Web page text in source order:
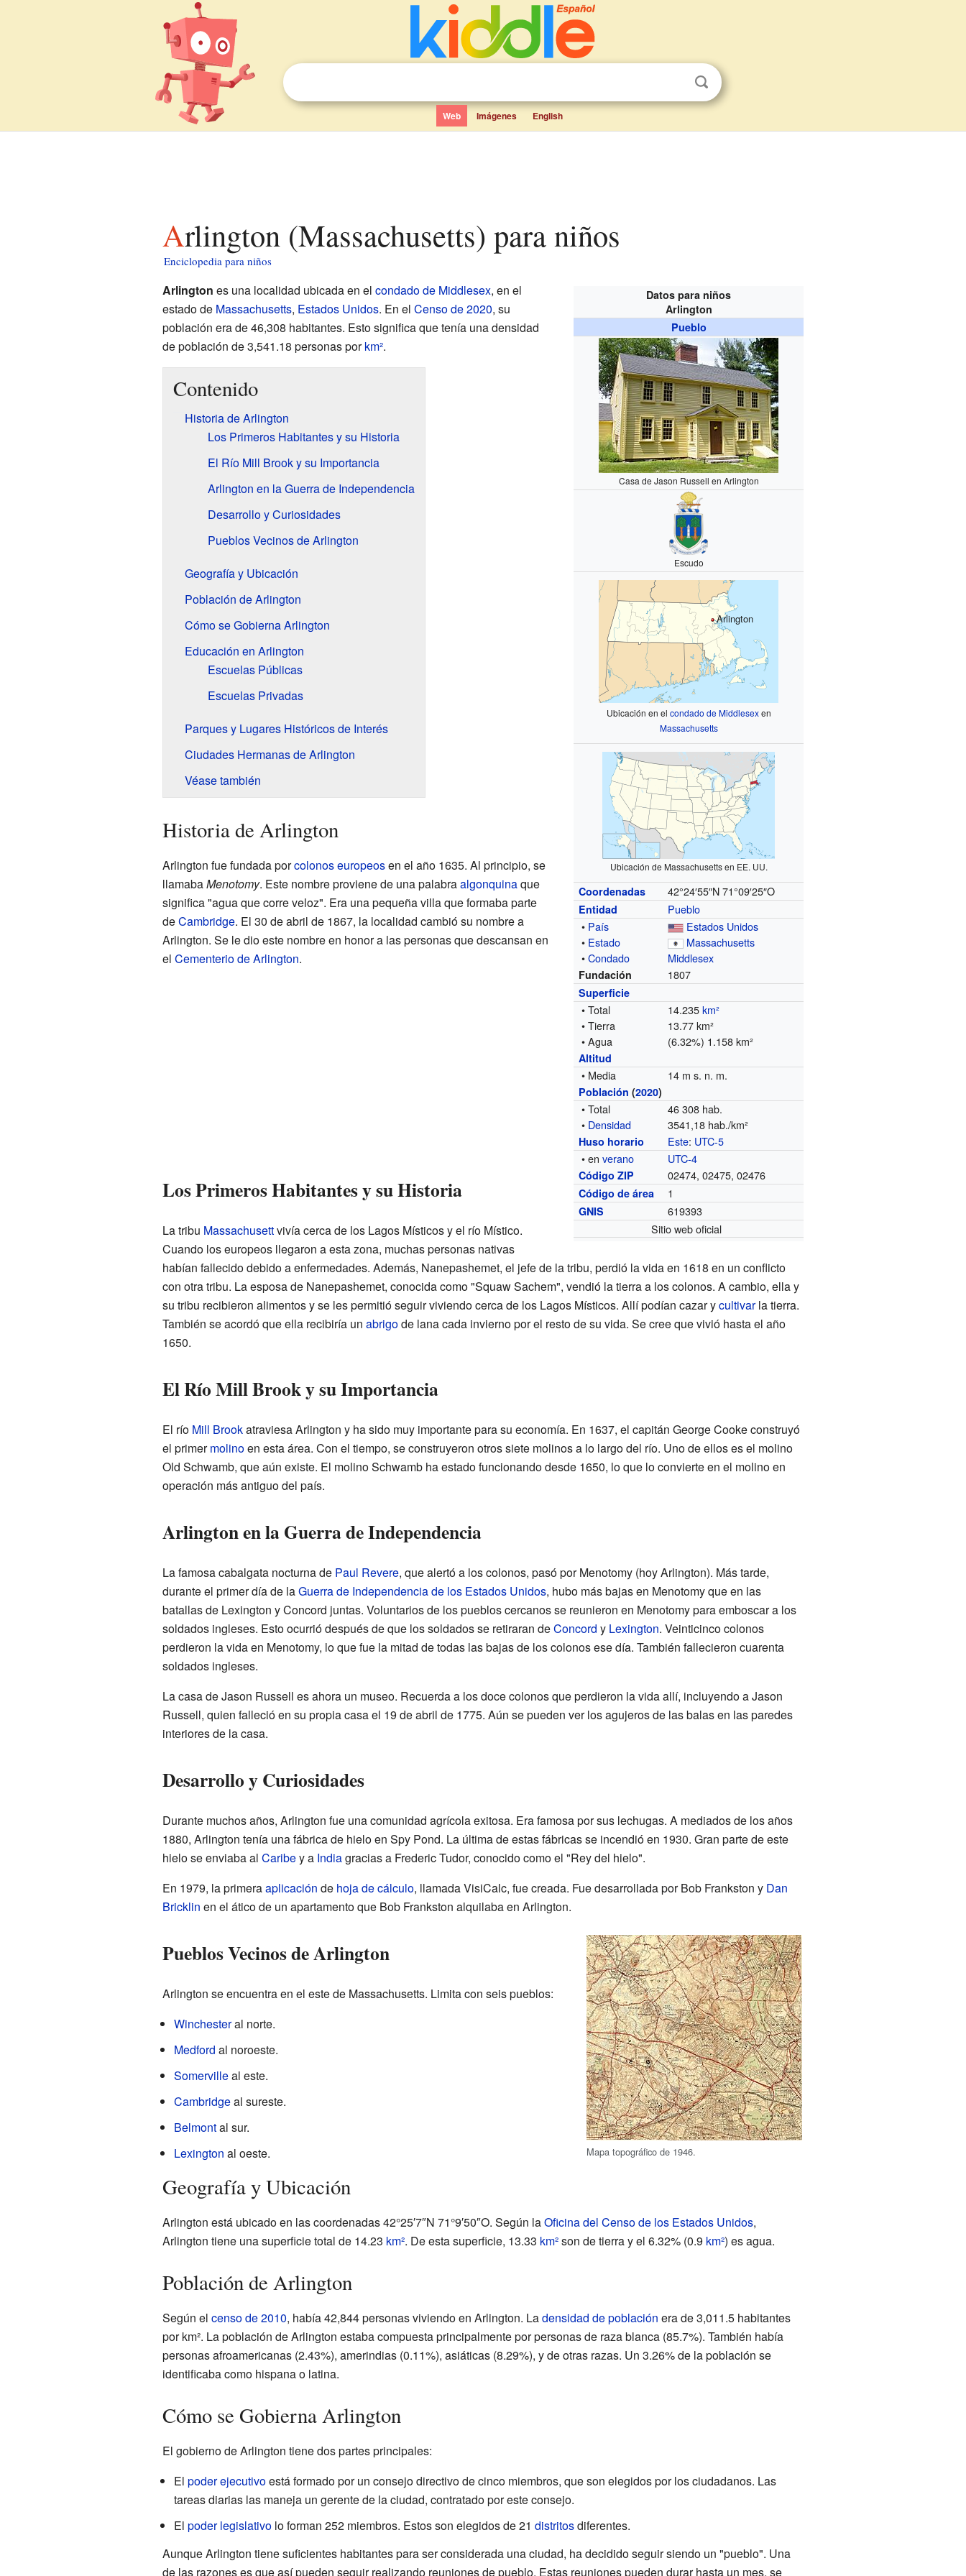
Web Imágenes English
Arlington (Massachusetts) para niños
Enciclopedia para niños
Datos para niños
Arlington
Pueblo
Casa de Jason Russell en Arlington
Escudo
Arlington
Ubicación en el condado de Middlesexen
Massachusetts
Ubicación de Massachusetts en EE. UU.
Coordenadas 42°24′55″N 71°09′25″O
Entidad
Pueblo
• País
Estados Unidos
• Estado
Massachusetts
•Condado Middlesex
Fundación 1807
Superficie
• Total 14.235km²
• Tierra
13.77 km²
• Agua
(6.32%) 1.158 km²
Altitud
• Media 14 m s. n. m.
Población (2020)
• Total
46 308 hab.
• Densidad 3541,18 hab./km²
Huso horario Este: UTC-5
• enverano UTC-4
Código ZIP 02474, 02475, 02476
Código de área 1
GNIS
619393
Sitio web oficial
Arlington es una localidad ubicada en el condado de Middlesex, en el
estado de Massachusetts, Estados Unidos. En el Censo de 2020, su
población era de 46,308 habitantes. Esto significa que tenía una densidad
de población de 3,541.18 personas porkm².
Contenido
Historia de Arlington
Los Primeros Habitantes y su Historia
El Río Mill Brook y su Importancia
Arlington en la Guerra de Independencia
Desarrollo y Curiosidades
Pueblos Vecinos de Arlington
Geografía y Ubicación
Población de Arlington
Cómo se Gobierna Arlington
Educación en Arlington
Escuelas Públicas
Escuelas Privadas
Parques y Lugares Históricos de Interés
Ciudades Hermanas de Arlington
Véase también
Historia de Arlington
Arlington fue fundada porcolonos europeosen el año 1635. Al principio, se
llamabaMenotomy. Este nombre proviene de una palabraalgonquinaque
significa "agua que corre veloz". Era una pequeña villa que formaba parte
deCambridge. El 30 de abril de 1867, la localidad cambió su nombre a
Arlington. Se le dio este nombre en honor a las personas que descansan en
el Cementerio de Arlington.
Los Primeros Habitantes y su Historia
La tribu Massachusettvivía cerca de los Lagos Místicos y el río Místico.
Cuando los europeos llegaron a esta zona, muchas personas nativas
habían fallecido debido a enfermedades. Además, Nanepashemet, el jefe de la tribu, perdió la vida en 1618 en un conflicto
con otra tribu. La esposa de Nanepashemet, conocida como "Squaw Sachem", vendió la tierra a los colonos. A cambio, ella y
su tribu recibieron alimentos y se les permitió seguir viviendo cerca de los Lagos Místicos. Allí podían cazar ycultivarla tierra.
También se acordó que ella recibiría un abrigode lana cada invierno por el resto de su vida. Se cree que vivió hasta el año
1650.
El Río Mill Brook y su Importancia
El río Mill Brookatraviesa Arlington y ha sido muy importante para su economía. En 1637, el capitán George Cooke construyó
el primermolinoen esta área. Con el tiempo, se construyeron otros siete molinos a lo largo del río. Uno de ellos es el molino
Old Schwamb, que aún existe. El molino Schwamb ha estado funcionando desde 1650, lo que lo convierte en el molino en
operación más antiguo del país.
Arlington en la Guerra de Independencia
La famosa cabalgata nocturna de Paul Revere, que alertó a los colonos, pasó por Menotomy (hoy Arlington). Más tarde,
durante el primer día de laGuerra de Independencia de los Estados Unidos, hubo más bajas en Menotomy que en las
batallas de Lexington y Concord juntas. Voluntarios de los pueblos cercanos se reunieron en Menotomy para emboscar a los
soldados ingleses. Esto ocurrió después de que los soldados se retiraran deConcord y Lexington. Veinticinco colonos
perdieron la vida en Menotomy, lo que fue la mitad de todas las bajas de los colonos ese día. También fallecieron cuarenta
soldados ingleses.
La casa de Jason Russell es ahora un museo. Recuerda a los doce colonos que perdieron la vida allí, incluyendo a Jason
Russell, quien falleció en su propia casa el 19 de abril de 1775. Aún se pueden ver los agujeros de las balas en las paredes
interiores de la casa.
Desarrollo y Curiosidades
Durante muchos años, Arlington fue una comunidad agrícola exitosa. Era famosa por sus lechugas. A mediados de los años
1880, Arlington tenía una fábrica de hielo en Spy Pond. La última de estas fábricas se incendió en 1930. Gran parte de este
hielo se enviaba al Caribey a Indiagracias a Frederic Tudor, conocido como el "Rey del hielo".
En 1979, la primeraaplicación de hoja de cálculo, llamada VisiCalc, fue creada. Fue desarrollada por Bob Frankston y Dan
Bricklin en el ático de un apartamento que Bob Frankston alquilaba en Arlington.
Mapa topográfico de 1946.
Pueblos Vecinos de Arlington
Arlington se encuentra en el este de Massachusetts. Limita con seis pueblos:
Winchesteral norte.
Medford al noroeste.
Somervilleal este.
Cambridgeal sureste.
Belmontal sur.
Lexington al oeste.
Geografía y Ubicación
Arlington está ubicado en las coordenadas42°25′7″N 71°9′50″O. Según laOficina del Censo de los Estados Unidos,
Arlington tiene una superficie total de 14.23 km². De esta superficie, 13.33 km²son de tierra y el 6.32% (0.9 km²) es agua.
Población de Arlington
Según el censo de 2010, había 42,844 personas viviendo en Arlington. Ladensidad de población era de 3,011.5 habitantes
por km². La población de Arlington estaba compuesta principalmente por personas de raza blanca (85.7%). También había
personas afroamericanas (2.43%), amerindias (0.11%), asiáticas (8.29%), y de otras razas. Un 3.26% de la población se
identificaba como hispana o latina.
Cómo se Gobierna Arlington
El gobierno de Arlington tiene dos partes principales:
El poder ejecutivoestá formado por un consejo directivo de cinco miembros, que son elegidos por los ciudadanos. Las
tareas diarias las maneja un gerente de la ciudad, contratado por este consejo.
El poder legislativolo forman 252 miembros. Estos son elegidos de 21 distritosdiferentes.
Aunque Arlington tiene suficientes habitantes para ser considerada una ciudad, ha decidido seguir siendo un "pueblo". Una
de las razones es que así pueden seguir realizando reuniones de pueblo. Estas reuniones pueden durar hasta un mes, se